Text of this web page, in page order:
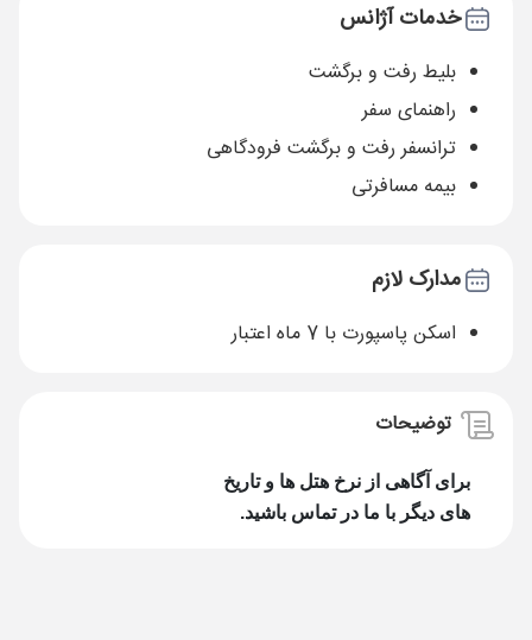
خدمات آژانس
بلیط رفت و برگشت
راهنمای سفر
ترانسفر رفت و برگشت فرودگاهی
بیمه مسافرتی
مدارک لازم
اسکن پاسپورت با 7 ماه اعتبار
توضیحات
برای آگاهی از نرخ هتل ها و تاریخ
های دیگر با ما در تماس باشید.